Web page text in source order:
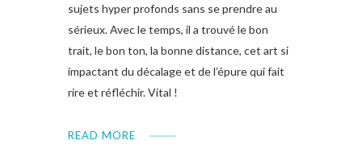
sujets hyper profonds sans se prendre au
sérieux. Avec le temps, il a trouvé le bon
trait, le bon ton, la bonne distance, cet art si
impactant du décalage et de l’épure qui fait
rire et réfléchir. Vital !
READ MORE